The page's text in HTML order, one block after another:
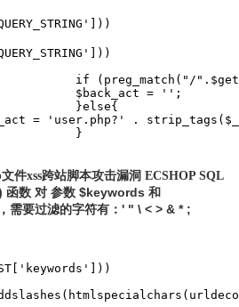
.
件xss跨站脚本攻击漏洞 ECSHOP SQL
函数 对 参数 $keywords 和
需要过滤的字符有：' " \ < > & * ;